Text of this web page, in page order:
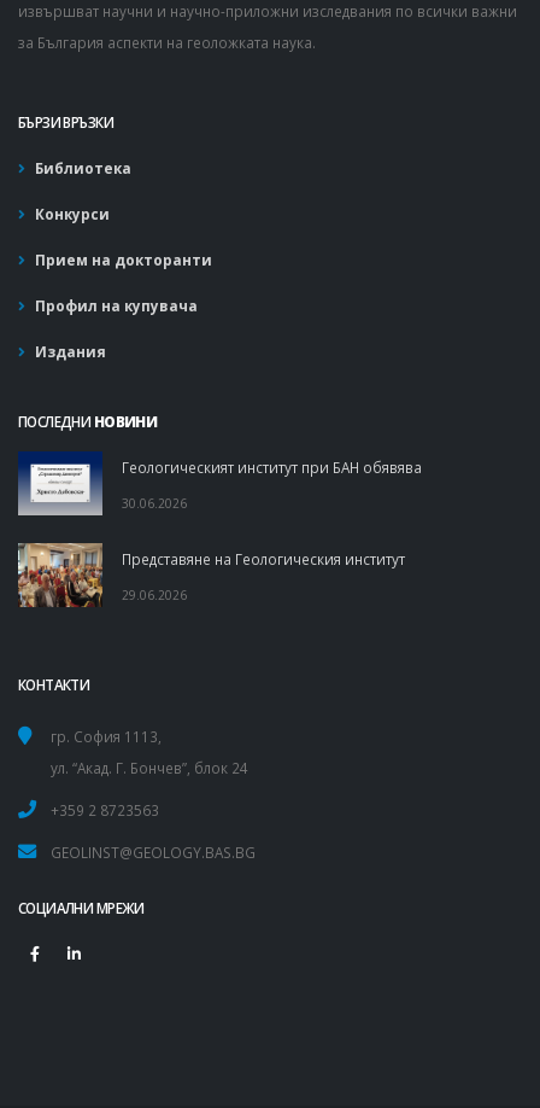
извършват научни и научно-приложни изследвания по всички важни
за България аспекти на геоложката наука.
БЪРЗИ ВРЪЗКИ
Библиотека
Конкурси
Прием на докторанти
Профил на купувача
Издания
ПОСЛЕДНИ НОВИНИ
Геологическият институт при БАН обявява
30.06.2026
Представяне на Геологическия институт
29.06.2026
КОНТАКТИ
гр. София 1113,
ул. “Акад. Г. Бончев”, блок 24
+359 2 8723563
GEOLINST@GEOLOGY.BAS.BG
СОЦИАЛНИ МРЕЖИ